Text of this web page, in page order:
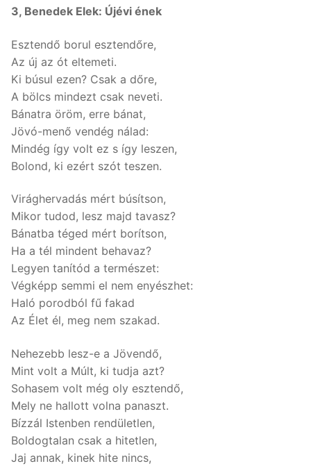
3, Benedek Elek: Újévi ének
Esztendő borul esztendőre,
Az új az ót eltemeti.
Ki búsul ezen? Csak a dőre,
A bölcs mindezt csak neveti.
Bánatra öröm, erre bánat,
Jövó-menő vendég nálad:
Mindég így volt ez s így leszen,
Bolond, ki ezért szót teszen.
Virághervadás mért búsítson,
Mikor tudod, lesz majd tavasz?
Bánatba téged mért borítson,
Ha a tél mindent behavaz?
Legyen tanítód a természet:
Végképp semmi el nem enyészhet:
Haló porodból fű fakad
Az Élet él, meg nem szakad.
Nehezebb lesz-e a Jövendő,
Mint volt a Múlt, ki tudja azt?
Sohasem volt még oly esztendő,
Mely ne hallott volna panaszt.
Bízzál Istenben rendületlen,
Boldogtalan csak a hitetlen,
Jaj annak, kinek hite nincs,